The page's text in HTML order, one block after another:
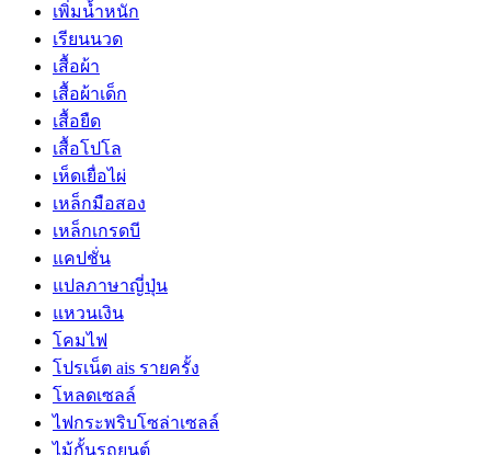
เพิ่มน้ำหนัก
เรียนนวด
เสื้อผ้า
เสื้อผ้าเด็ก
เสื้อยืด
เสื้อโปโล
เห็ดเยื่อไผ่
เหล็กมือสอง
เหล็กเกรดบี
แคปชั่น
แปลภาษาญี่ปุ่น
แหวนเงิน
โคมไฟ
โปรเน็ต ais รายครั้ง
โหลดเซลล์
ไฟกระพริบโซล่าเซลล์
ไม้กั้นรถยนต์